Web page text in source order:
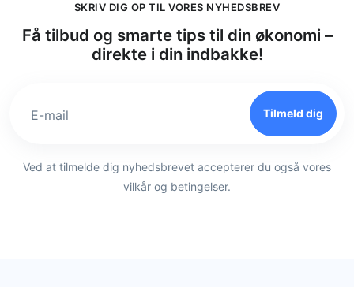
SKRIV DIG OP TIL VORES NYHEDSBREV
Få tilbud og smarte tips til din økonomi –
direkte i din indbakke!
E-mail Tilmeld dig
Ved at tilmelde dig nyhedsbrevet accepterer du også vores
vilkår og betingelser.